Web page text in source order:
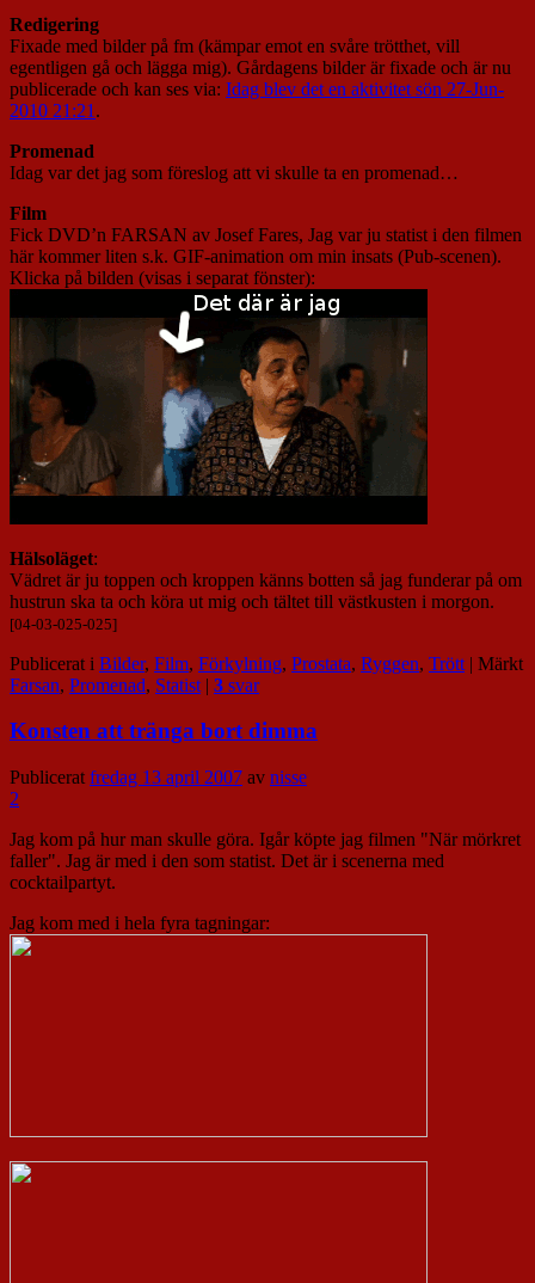
Redigering
Fixade med bilder på fm (kämpar emot en svåre trötthet, vill
egentligen gå och lägga mig). Gårdagens bilder är fixade och är nu
publicerade och kan ses via: Idag blev det en aktivitet sön 27-Jun-
2010 21:21 .
Promenad
Idag var det jag som föreslog att vi skulle ta en promenad…
Film
Fick DVD’n FARSAN av Josef Fares, Jag var ju statist i den filmen
här kommer liten s.k. GIF-animation om min insats (Pub-scenen).
Klicka på bilden (visas i separat fönster):
Hälsoläget:
Vädret är ju toppen och kroppen känns botten så jag funderar på om
hustrun ska ta och köra ut mig och tältet till västkusten i morgon.
[04-03-025-025]
Publicerat i Bilder, Film, Förkylning, Prostata, Ryggen, Trött | Märkt
Farsan, Promenad, Statist | 3 svar
Konsten att tränga bort dimma
Publicerat fredag 13 april 2007 av nisse
2
Jag kom på hur man skulle göra. Igår köpte jag filmen "När mörkret
faller". Jag är med i den som statist. Det är i scenerna med
cocktailpartyt.
Jag kom med i hela fyra tagningar: